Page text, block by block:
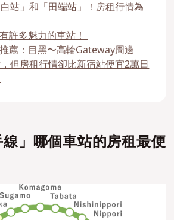
站」和「田端站」！房租行情為
許多魅力的車站！
薦：目黑〜高輪Gateway周邊
但房租行情卻比新宿站便宜2萬日
」哪個車站的房租最便